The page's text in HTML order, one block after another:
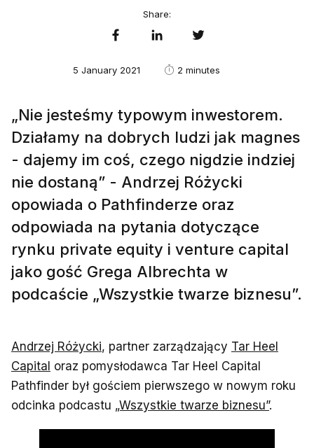
Share:
5 January 2021 2 minutes
„Nie jesteśmy typowym inwestorem.
Działamy na dobrych ludzi jak magnes
- dajemy im coś, czego nigdzie indziej
nie dostaną” - Andrzej Różycki
opowiada o Pathfinderze oraz
odpowiada na pytania dotyczące
rynku private equity i venture capital
jako gość Grega Albrechta w
podcaście „Wszystkie twarze biznesu”.
Andrzej Różycki, partner zarządzający Tar Heel
Capital oraz pomysłodawca Tar Heel Capital
Pathfinder był gościem pierwszego w nowym roku
odcinka podcastu „Wszystkie twarze biznesu”.